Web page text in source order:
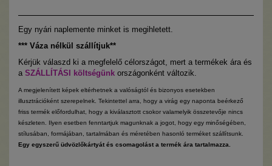
Egy nyári naplemente minket is megihletett.
*** Váza nélkül szállítjuk**
Kérjük válaszd ki a megfelelő célországot, mert a termékek ára és
a SZÁLLÍTÁSI költségünk országonként változik.
A megjelenített képek eltérhetnek a valóságtól és bizonyos esetekben
illusztrációként szerepelnek. Tekintettel arra, hogy a virág egy naponta beérkező
friss termék előfordulhat, hogy a kiválasztott csokor valamelyik összetevője nincs
készleten. Ilyen esetben fenntartjuk magunknak a jogot, hogy egy minőségében,
stílusában, formájában, tartalmában és méretében hasonló terméket szállítsunk.
Egy egyszerű üdvözlőkártyát és csomagolást a termék ára tartalmazza.